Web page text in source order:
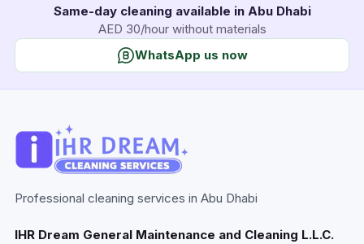
Same-day cleaning available in Abu Dhabi
AED 30/hour without materials
WhatsApp us now
Professional cleaning services in Abu Dhabi
IHR Dream General Maintenance and Cleaning L.L.C.